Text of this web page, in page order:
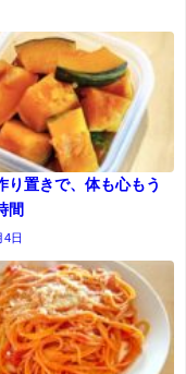
り置きで、体も心もう
間
4日